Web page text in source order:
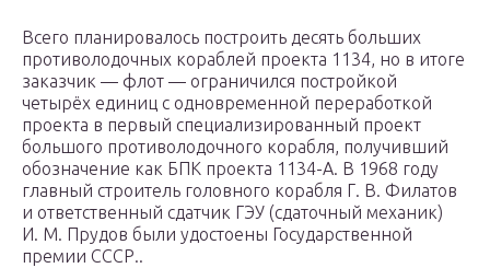
Всего планировалось построить десять больших
противолодочных кораблей проекта 1134, но в итоге
заказчик — флот — ограничился постройкой
четырёх единиц с одновременной переработкой
проекта в первый специализированный проект
большого противолодочного корабля, получивший
обозначение как БПК проекта 1134-А. В 1968 году
главный строитель головного корабля Г. В. Филатов
и ответственный сдатчик ГЭУ (сдаточный механик)
И. М. Прудов были удостоены Государственной
премии СССР..